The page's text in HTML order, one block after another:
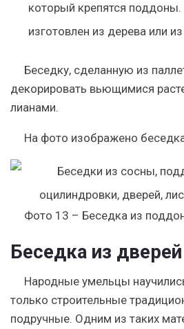
который крепятся
изготовлен из дерева или
Беседку, сделанную из
декорировать вьющимися
лианами.
На фото изображено
Фото 13 – Беседка из
Беседка из дверей
Народные умельцы
только строительные
подручные. Одним из таких